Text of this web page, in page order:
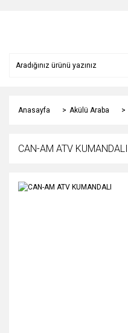
Anasayfa Akülü Araba
CAN-AM ATV KUMANDALI